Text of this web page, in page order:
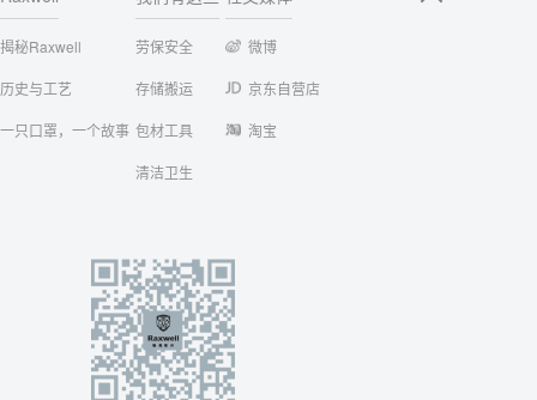
揭秘Raxwell
历史与工艺
一只口罩，一个故事
劳保安全
存储搬运
包材工具
清洁卫生
微博
京东自营店
淘宝